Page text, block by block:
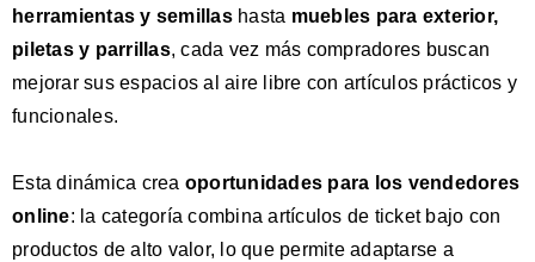
herramientas y semillashasta muebles para exterior,
piletas y parrillas, cada vez más compradores buscan
mejorar sus espacios al aire libre con artículos prácticos y
funcionales.
Esta dinámica crea oportunidades para los vendedores
online: la categoría combina artículos de ticket bajo con
productos de alto valor, lo que permite adaptarse a